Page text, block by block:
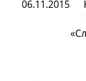
06.11.2015